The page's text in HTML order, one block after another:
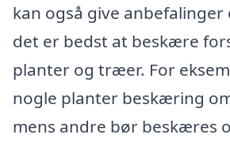
kan også give
det er bedst at beskære
planter og træer. For
nogle planter beskæring
mens andre bør beskæres